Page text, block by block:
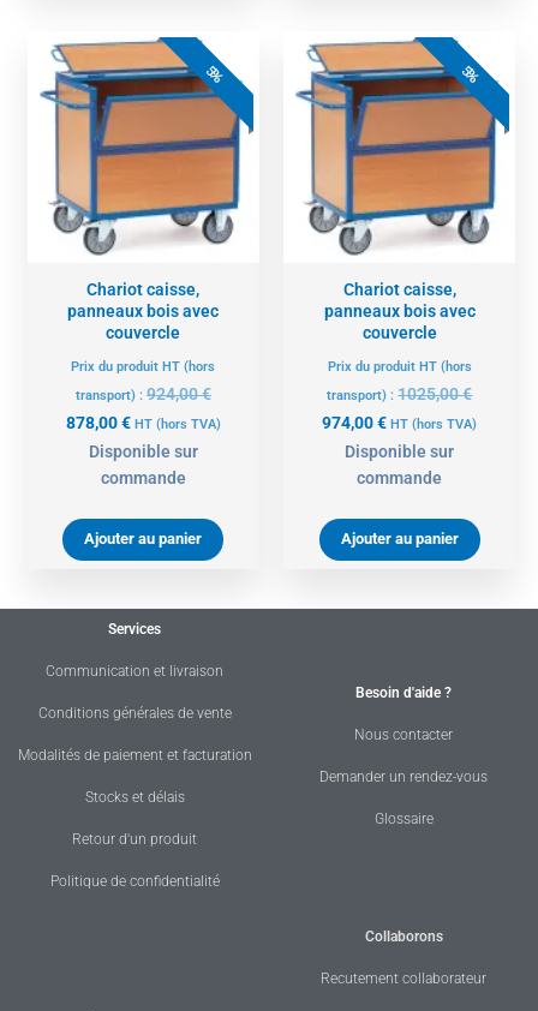
5%
Chariot caisse,
panneaux bois avec
couvercle
Prix du produit HT (hors
transport) : 924,00€
prix
initial
était :
924,00 €.
878,00€
Le
prix
actuel
878,00 €.
HT (hors TVA)
Disponible sur
commande
Ajouter au panier
5%
Chariot caisse,
panneaux bois avec
couvercle
Prix du produit HT (hors
transport) :1025,00€
prix
initial
était :
1025,00
974,00€
Le
prix
actuel
974,00 €.
HT (hors TVA)
Disponible sur
commande
Ajouter au panier
Services
Communication et livraison
Conditions générales de vente
Modalités de paiement et facturation
Stocks et délais
Retour d'un produit
Politique de confidentialité
Besoin d'aide ?
Nous contacter
Demander un rendez-vous
Glossaire
Collaborons
Recutement collaborateur